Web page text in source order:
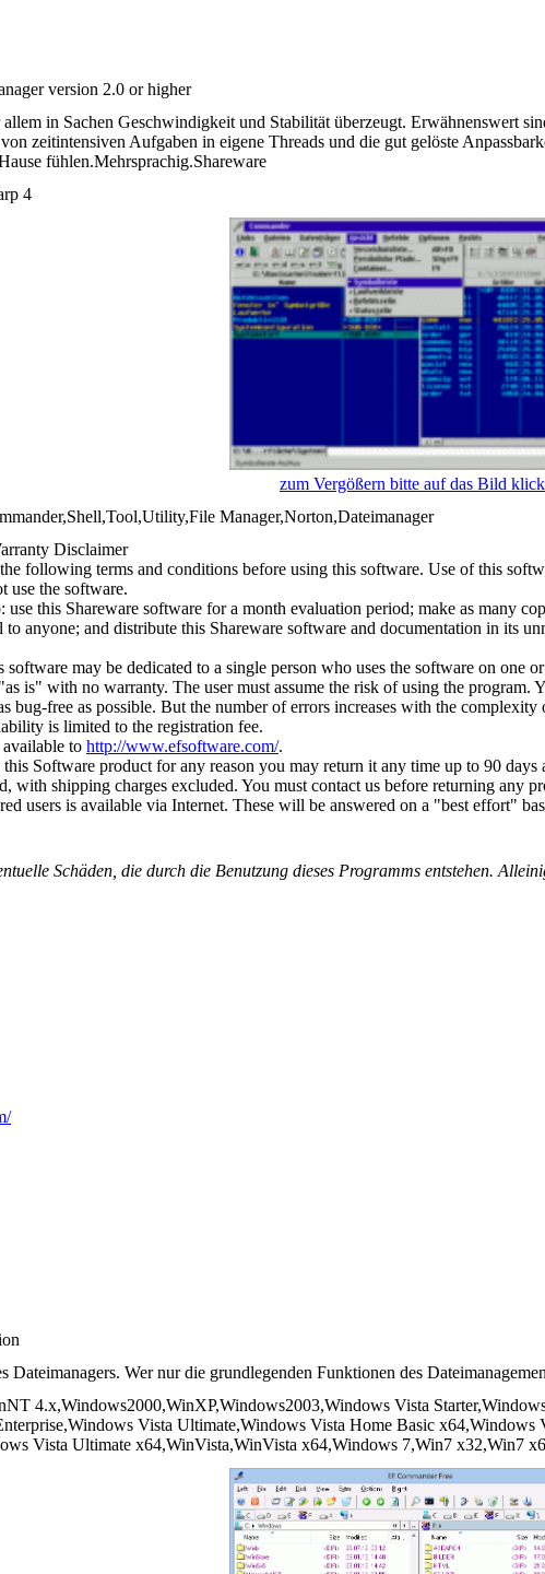
version 2.0 or higher
in Sachen Geschwindigkeit und Stabilität überzeugt. Erwähnenswert
zeitintensiven Aufgaben in eigene Threads und die gut gelöste
fühlen.Mehrsprachig.Shareware
4
zum Vergößern bitte auf das Bild
Manager,Norton,Dateimanager
Disclaimer
following terms and conditions before using this software. Use of this
use the software.
use this Shareware software for a month evaluation period; make as many
anyone; and distribute this Shareware software and documentation in its
software may be dedicated to a single person who uses the software on one
is" with no warranty. The user must assume the risk of using the program.
bug-free as possible. But the number of errors increases with the
is limited to the registration fee.
to http://www.efsoftware.com/.
Software product for any reason you may return it any time up to 90
with shipping charges excluded. You must contact us before returning any
users is available via Internet. These will be answered on a "best effort"
Schäden, die durch die Benutzung dieses Programms entstehen.
Dateimanagers. Wer nur die grundlegenden Funktionen des
4.x,Windows2000,WinXP,Windows2003,Windows Vista
Vista Ultimate,Windows Vista Home Basic
Vista Ultimate x64,WinVista,WinVista x64,Windows 7,Win7 x32,Win7